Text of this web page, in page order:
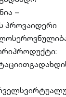
–
პროვაიდერი